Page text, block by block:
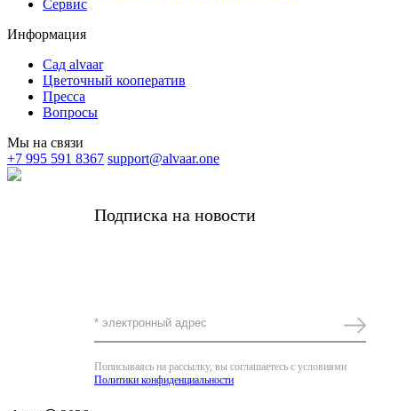
Сервис
Информация
Сад alvaar
Цветочный кооператив
Пресса
Вопросы
Мы на связи
+7 995 591 8367 support@alvaar.one
Подписка на новости
Пописываясь на рассылку, вы соглашаетесь с условиями
Политики конфиденциальности